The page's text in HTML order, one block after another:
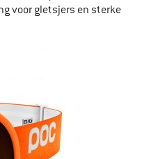
voor gletsjers en sterke